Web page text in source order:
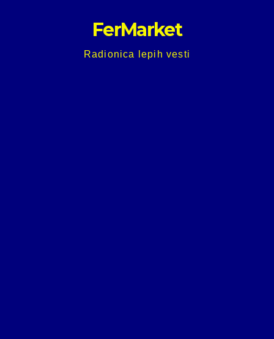
FerMarket
Radionica lepih vesti